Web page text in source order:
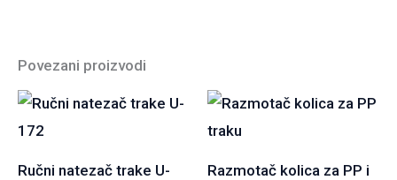
Povezani proizvodi
Ručni natezač trake U-
Razmotač kolica za PP i